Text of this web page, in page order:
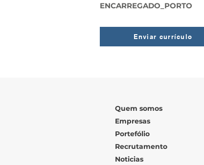
ENCARREGADO_PORTO
Enviar currículo
Quem somos
Empresas
Portefólio
Recrutamento
Noticias